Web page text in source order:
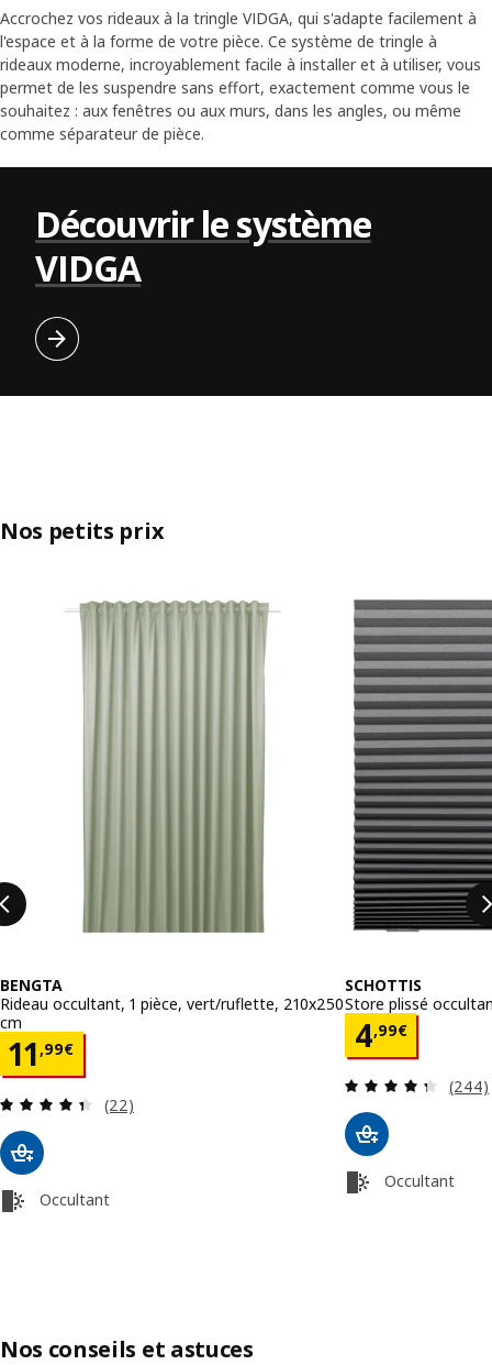
Accrochez vos rideaux à la tringle VIDGA, qui s'adapte facilement à
l'espace et à la forme de votre pièce. Ce système de tringle à
rideaux moderne, incroyablement facile à installer et à utiliser, vous
permet de les suspendre sans effort, exactement comme vous le
souhaitez : aux fenêtres ou aux murs, dans les angles, ou même
comme séparateur de pièce.
Découvrir le système
VIDGA
Nos petits prix
Ignorer la liste
BENGTA
Rideau occultant, 1 pièce, vert/ruflette, 210x250
cm
11,99€
Prix 11,99€
Révision: 4.4 hors de 5 étoiles. Nombre total de
(22)
Occultant
SCHOTTIS
Store plissé
4,99€
Prix 4,99€
(244)
Occultant
Nos conseils et astuces